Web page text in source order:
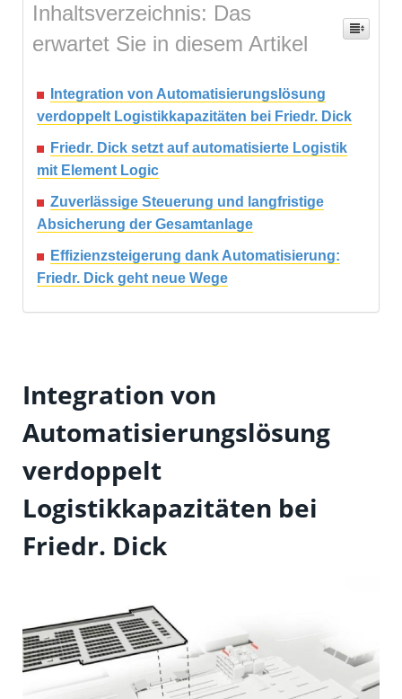
Inhaltsverzeichnis: Das
erwartet Sie in diesem Artikel
Integration von Automatisierungslösung
verdoppelt Logistikkapazitäten bei Friedr. Dick
Friedr. Dick setzt auf automatisierte Logistik
mit Element Logic
Zuverlässige Steuerung und langfristige
Absicherung der Gesamtanlage
Effizienzsteigerung dank Automatisierung:
Friedr. Dick geht neue Wege
Integration von
Automatisierungslösung
verdoppelt
Logistikkapazitäten bei
Friedr. Dick